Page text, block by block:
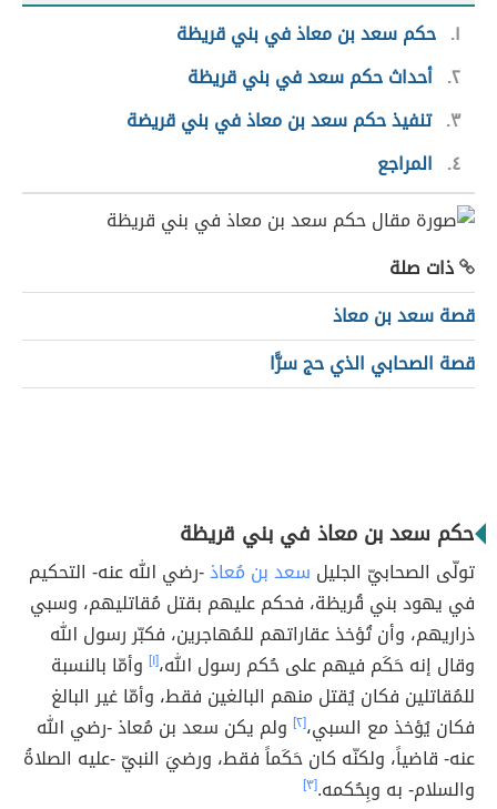
١ حكم سعد بن معاذ في بني قريظة
٢ أحداث حكم سعد في بني قريظة
٣ تنفيذ حكم سعد بن معاذ في بني قريضة
٤
المراجع
ذات صلة
قصة سعد بن معاذ
قصة الصحابي الذي حج سرًّا
حكم سعد بن معاذ في بني قريظة
تولّى الصحابيّ الجليل سعد بن مُعاذ-رضي الله عنه- التحكيم
في يهود بني قُريظة، فحكم عليهم بقتل مُقاتليهم، وسبي
ذراريهم، وأن تُؤخذ عقاراتهم للمُهاجرين، فكبّر رسول الله
وقال إنه حَكَم فيهم على حُكم رسول الله،[١] وأمّا بالنسبة
للمُقاتلين فكان يُقتل منهم البالغين فقط، وأمّا غير البالغ
فكان يُؤخذ مع السبي،[٢]
ولم يكن سعد بن مُعاذ -رضي الله
عنه- قاضياً، ولكنّه كان حَكَماً فقط، ورضيَ النبيّ -عليه الصلاةُ
والسلام- به وبِحُكمه.[٣]